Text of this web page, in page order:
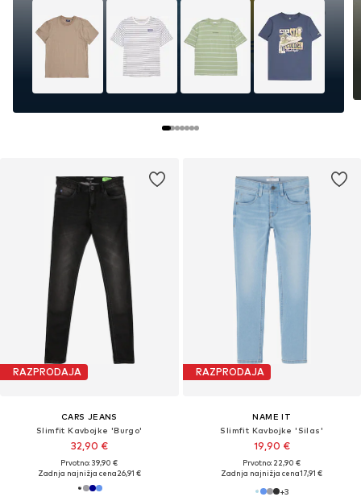
RAZPRODAJA
CARS JEANS
Slimfit Kavbojke 'Burgo'
32,90 €
Prvotno: 39,90 €
Zadnja najnižja cena26,91 €
RAZPRODAJA
NAME IT
Slimfit Kavbojke 'Silas'
19,90 €
Prvotno: 22,90 €
Zadnja najnižja cena17,91 €
+3